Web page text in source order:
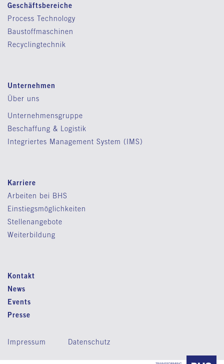
Geschäftsbereiche
Process Technology
Baustoffmaschinen
Recyclingtechnik
Unternehmen
Über uns
Unternehmensgruppe
Beschaffung & Logistik
Integriertes Management System (IMS)
Karriere
Arbeiten bei BHS
Einstiegsmöglichkeiten
Stellenangebote
Weiterbildung
Kontakt
News
Events
Presse
Impressum Datenschutz